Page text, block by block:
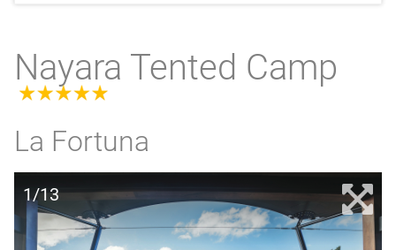
Nayara Tented Camp
5.0
La Fortuna
1/13